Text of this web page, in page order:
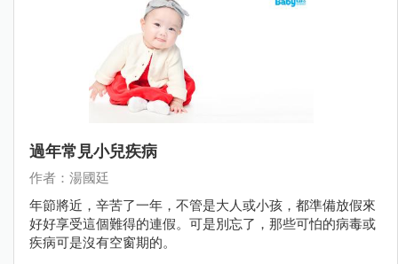
過年常見小兒疾病
作者：湯國廷
年節將近，辛苦了一年，不管是大人或小孩，都準備放假來
好好享受這個難得的連假。可是別忘了，那些可怕的病毒或
疾病可是沒有空窗期的。